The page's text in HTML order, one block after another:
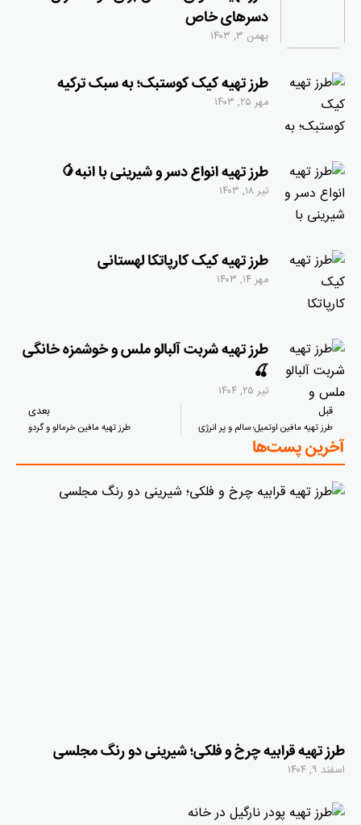
دسرهای خاص
بهمن ۳, ۱۴۰۳
طرز تهیه کیک کوستبک؛ به سبک ترکیه
مهر ۲۵, ۱۴۰۳
طرز تهیه انواع دسر و شیرینی با انبه🥭
تیر ۱۸, ۱۴۰۳
طرز تهیه کیک کارپاتکا لهستانی
مهر ۱۴, ۱۴۰۳
طرز تهیه شربت آلبالو ملس و خوشمزه خانگی
🍒
تیر ۲۵, ۱۴۰۴
قبل
طرز تهیه مافین اوتمیل؛ سالم و پر انرژی
بعدی
طرز تهیه مافین خرمالو و گردو
آخرین پست‌ها
طرز تهیه قرابیه چرخ و فلکی؛ شیرینی دو رنگ مجلسی
اسفند ۹, ۱۴۰۴